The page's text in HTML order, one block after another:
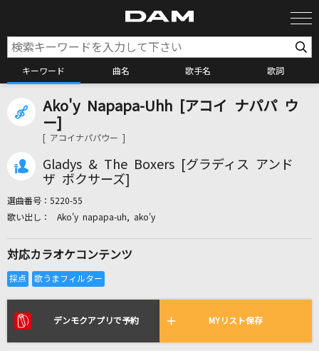
キーワード 曲名 歌手名 歌詞
カラオケ検索
カラオケ店舗検索
全国りれき
[生音]そっけない
RADWIMPS
Ako'y Napapa-Uhh [アコイ ナパパ ウ
ー]
[ アコイナパパウー ]
Gladys & The Boxers [グラディス アンド
ザ ボクサーズ]
選曲番号： 5220-55
Ako'y napapa-uh, ako'y
対応カラオケコンテンツ
デンモクアプリで予約 MYリスト保存